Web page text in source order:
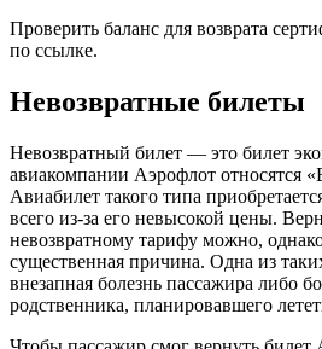
Проверить баланс для возврата
по ссылке.
Невозвратные билеты
Невозвратный билет — это билет
авиакомпании Аэрофлот относятся
Авиабилет такого типа
всего из-за его невысокой цены.
невозвратному тарифу можно,
существенная причина. Одна из
внезапная болезнь пассажира либо
родственника, планировавшего